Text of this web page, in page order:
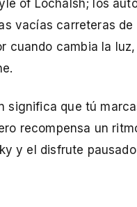
of Lochalsh; los
vacías carreteras
cuando cambia la
significa que tú
recompensa un
y el disfrute